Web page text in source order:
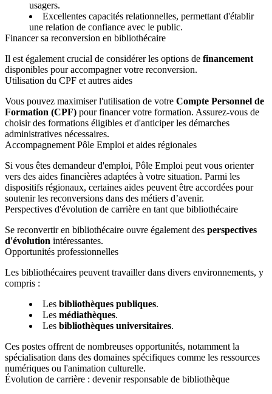
usagers.
Excellentes capacités relationnelles, permettant d'établir
une relation de confiance avec le public.
Financer sa reconversion en bibliothécaire
Il est également crucial de considérer les options de financement
disponibles pour accompagner votre reconversion.
Utilisation du CPF et autres aides
Vous pouvez maximiser l'utilisation de votre Compte Personnel de
Formation (CPF) pour financer votre formation. Assurez-vous de
choisir des formations éligibles et d'anticiper les démarches
administratives nécessaires.
Accompagnement Pôle Emploi et aides régionales
Si vous êtes demandeur d'emploi, Pôle Emploi peut vous orienter
vers des aides financières adaptées à votre situation. Parmi les
dispositifs régionaux, certaines aides peuvent être accordées pour
soutenir les reconversions dans des métiers d’avenir.
Perspectives d'évolution de carrière en tant que bibliothécaire
Se reconvertir en bibliothécaire ouvre également des perspectives
d'évolution intéressantes.
Opportunités professionnelles
Les bibliothécaires peuvent travailler dans divers environnements, y
compris :
Les bibliothèques publiques.
Les médiathèques.
Les bibliothèques universitaires.
Ces postes offrent de nombreuses opportunités, notamment la
spécialisation dans des domaines spécifiques comme les ressources
numériques ou l'animation culturelle.
Évolution de carrière : devenir responsable de bibliothèque